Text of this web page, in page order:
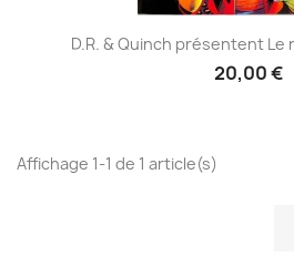
D.R. & Quinch présentent Le
20,00 €
Affichage 1-1 de 1 article(s)